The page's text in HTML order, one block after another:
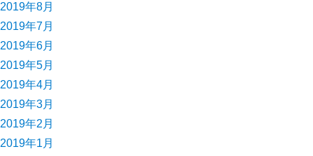
2019年8月
2019年7月
2019年6月
2019年5月
2019年4月
2019年3月
2019年2月
2019年1月